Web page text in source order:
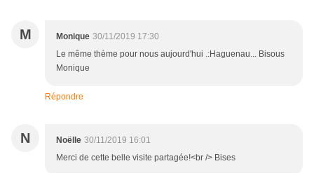
M Monique 30/11/2019 17:30
Le même thème pour nous aujourd'hui .:Haguenau... Bisous
Monique
Répondre
N Noëlle 30/11/2019 16:01
Merci de cette belle visite partagée!<br /> Bises